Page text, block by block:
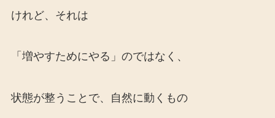
けれど、それは
「増やすためにやる」のではなく、
状態が整うことで、自然に動くもの